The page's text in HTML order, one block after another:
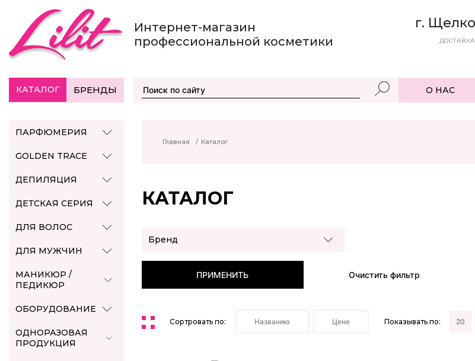
Интернет-магазин
профессиональной косметики
г.
КАТАЛОГ БРЕНДЫ О НАС
ПАРФЮМЕРИЯ
GOLDEN TRACE
ДЕПИЛЯЦИЯ
ДЕТСКАЯ СЕРИЯ
ДЛЯ ВОЛОС
ДЛЯ МУЖЧИН
МАНИКЮР /
ПЕДИКЮР
ОБОРУДОВАНИЕ
ОДНОРАЗОВАЯ
ПРОДУКЦИЯ
Главная / Каталог
КАТАЛОГ
Бренд
ПРИМЕНИТЬ Очистить фильтр
Сортровать по: Названию Цене Показывать по: 20